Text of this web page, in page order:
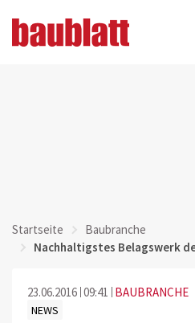
Startseite
Baubranche
Nachhaltigstes Belagswerk
23.06.2016 09:41 BAUBRANCHE
NEWS